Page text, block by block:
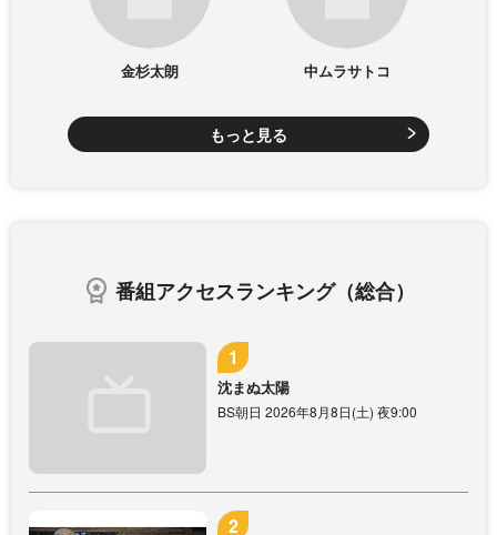
金杉太朗 中ムラサトコ
もっと見る
番組アクセスランキング（総合）
沈まぬ太陽
BS朝日 2026年8月8日(土) 夜9:00